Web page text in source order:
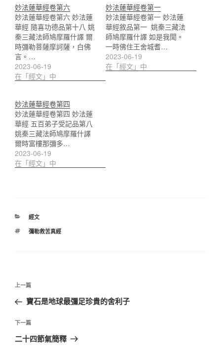
妙法蓮華經卷第六
妙法蓮華經卷第六 妙法蓮
華經 隨喜功德品第十八 姚
秦三藏法師鳩摩羅什譯 爾
時彌勒菩薩摩訶薩，白佛
言。…
2023-06-19
在「經文」中
妙法蓮華經卷第一
妙法蓮華經卷第一 妙法蓮
華經敘品第一 姚秦三藏法
師鳩摩羅什譯 如是我聞。
一時佛住王舍城耆…
2023-06-19
在「經文」中
妙法蓮華經卷第四
妙法蓮華經卷第四 妙法蓮
華經 五百弟子受記品第八
姚秦三藏法師鳩摩羅什譯
爾時富樓那彌多…
2023-06-19
在「經文」中
分
經文
標
彌勒救苦真經
文
導
覽
上
一
文
章
上一篇
寶石是地球最彌足珍貴的舍利子
下
一
下一篇
二十四節氣簡釋